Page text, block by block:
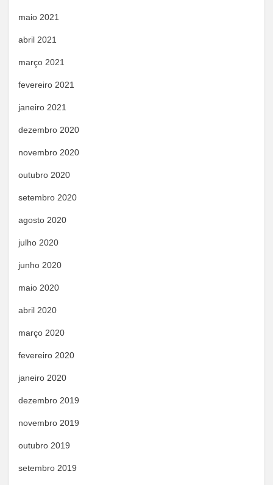
maio 2021
abril 2021
março 2021
fevereiro 2021
janeiro 2021
dezembro 2020
novembro 2020
outubro 2020
setembro 2020
agosto 2020
julho 2020
junho 2020
maio 2020
abril 2020
março 2020
fevereiro 2020
janeiro 2020
dezembro 2019
novembro 2019
outubro 2019
setembro 2019